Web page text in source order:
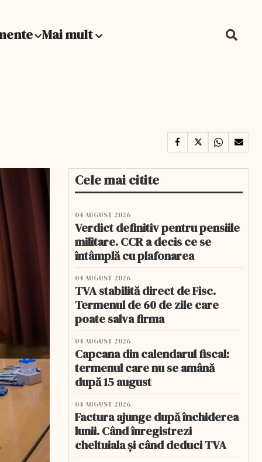
Mai mult
Cele mai citite
04 AUGUST 2026
Verdict definitiv pentru pensiile
militare. CCR a decis ce se
întâmplă cu plafonarea
04 AUGUST 2026
TVA stabilită direct de Fisc.
Termenul de 60 de zile care
poate salva firma
04 AUGUST 2026
Capcana din calendarul fiscal:
termenul care nu se amână
după 15 august
04 AUGUST 2026
Factura ajunge după închiderea
lunii. Când înregistrezi
cheltuiala și când deduci TVA